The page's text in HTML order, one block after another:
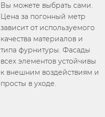
Вы можете выбрать сами.
Цена за погонный метр
зависит от используемого
качества материалов и
типа фурнитуры. Фасады
всех элементов устойчивы
к внешним воздействиям и
просты в уходе.